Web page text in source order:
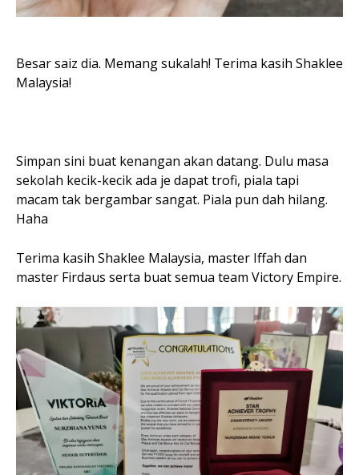
Besar saiz dia. Memang sukalah! Terima kasih Shaklee
Malaysia!
Simpan sini buat kenangan akan datang. Dulu masa
sekolah kecik-kecik ada je dapat trofi, piala tapi
macam tak bergambar sangat. Piala pun dah hilang.
Haha
Terima kasih Shaklee Malaysia, master Iffah dan
master Firdaus serta buat semua team Victory Empire.